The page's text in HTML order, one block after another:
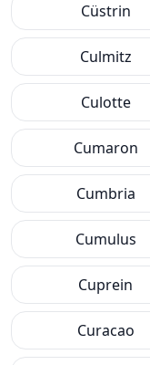
Cüstrin
Culmitz
Culotte
Cumaron
Cumbria
Cumulus
Cuprein
Curacao